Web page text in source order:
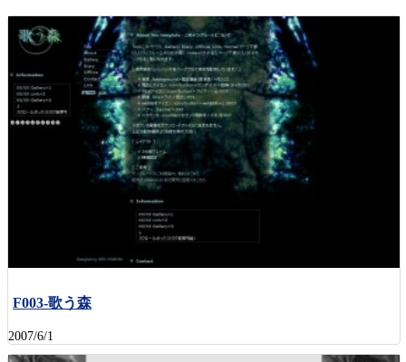
F003-歌う森
2007/6/1